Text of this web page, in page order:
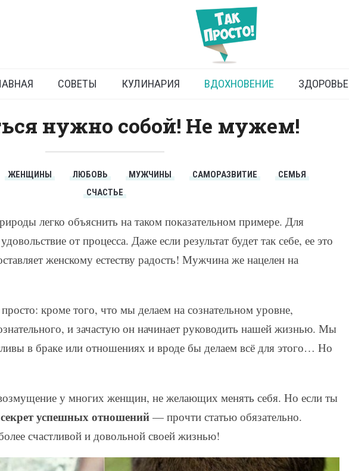
Секреты семейного счастья
СОВЕТЫ КУЛИНАРИЯ ВДОХНОВЕНИЕ ЗДОРОВЬЕ
нужно собой! Не мужем!
ЖЕНЩИНЫ ЛЮБОВЬ МУЖЧИНЫ САМОРАЗВИТИЕ
СЕМЬЯ
СЧАСТЬЕ
легко объяснить на таком показательном примере. Для
от процесса. Даже если результат будет так себе, ее это
женскому естеству радость! Мужчина же нацелен на
кроме того, что мы делаем на сознательном уровне,
и зачастую он начинает руководить нашей жизнью. Мы
в браке или отношениях и вроде бы делаем всё для этого… Но
у многих женщин, не желающих менять себя. Но если ты
секрет успешных отношений — прочти статью обязательно.
счастливой и довольной своей жизнью!